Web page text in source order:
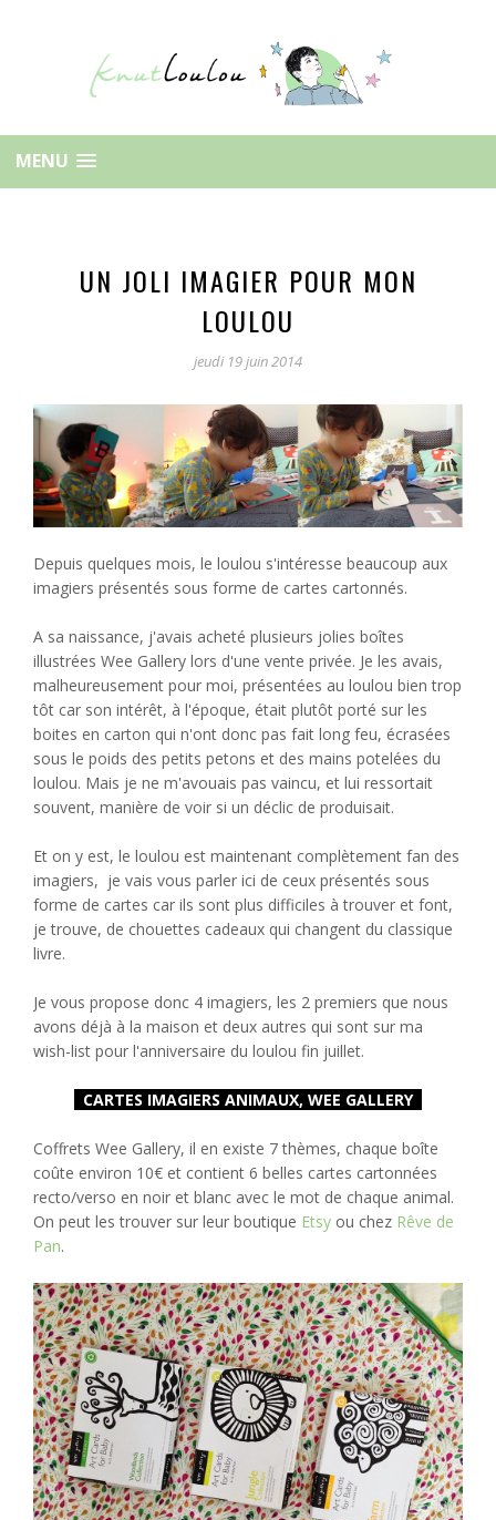
MENU
UN JOLI IMAGIER POUR MON
LOULOU
jeudi 19 juin 2014
Depuis quelques mois, le loulou s'intéresse beaucoup aux
imagiers présentés sous forme de cartes cartonnés.
A sa naissance, j'avais acheté plusieurs jolies boîtes
illustrées Wee Gallery lors d'une vente privée. Je les avais,
malheureusement pour moi, présentées au loulou bien trop
tôt car son intérêt, à l'époque, était plutôt porté sur les
boites en carton qui n'ont donc pas fait long feu, écrasées
sous le poids des petits petons et des mains potelées du
loulou. Mais je ne m'avouais pas vaincu, et lui ressortait
souvent, manière de voir si un déclic de produisait.
Et on y est, le loulou est maintenant complètement fan des
imagiers, je vais vous parler ici de ceux présentés sous
forme de cartes car ils sont plus difficiles à trouver et font,
je trouve, de chouettes cadeaux qui changent du classique
livre.
Je vous propose donc 4 imagiers, les 2 premiers que nous
avons déjà à la maison et deux autres qui sont sur ma
wish-list pour l'anniversaire du loulou fin juillet.
CARTES IMAGIERS ANIMAUX, WEE GALLERY
Coffrets Wee Gallery, il en existe 7 thèmes, chaque boîte
coûte environ 10€ et contient 6 belles cartes cartonnées
recto/verso en noir et blanc avec le mot de chaque animal.
On peut les trouver sur leur boutique Etsy ou chez Rêve de
Pan.